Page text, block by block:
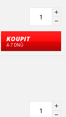
KOUPIT
4-7 DNŮ